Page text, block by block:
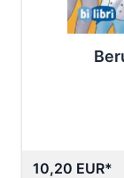
10,20 EUR